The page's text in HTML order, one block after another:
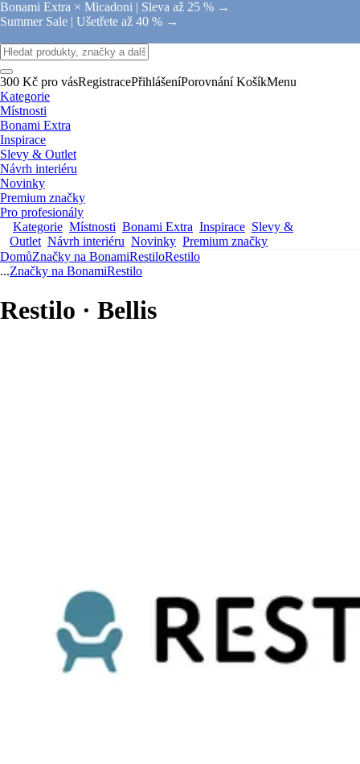
Bonami Extra × Micadoni | Sleva až 25 % →
Summer Sale | Ušetřete až 40 % →
300 Kč pro vásRegistracePřihlášeníPorovnání KošíkMenu
Kategorie
Místnosti
Bonami Extra
Inspirace
Slevy & Outlet
Návrh interiéru
Novinky
Premium značky
Pro profesionály
Kategorie Místnosti Bonami Extra Inspirace Slevy &
Outlet Návrh interiéru Novinky Premium značky
DomůZnačky na BonamiRestiloRestilo
...Značky na BonamiRestilo
Restilo · Bellis